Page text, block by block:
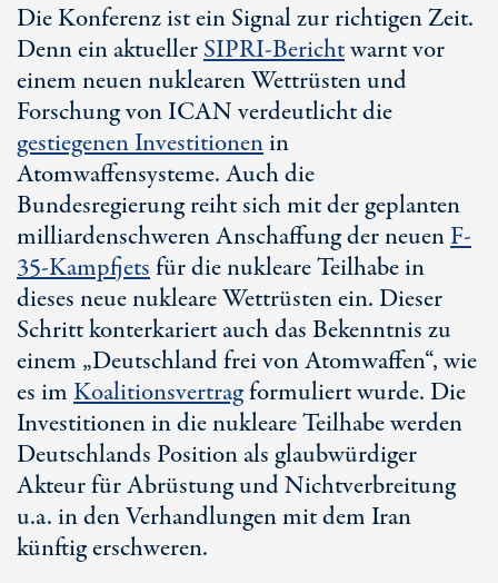
Die Konferenz ist ein Signal zur richtigen Zeit.
Denn ein aktuellerSIPRI-Berichtwarnt vor
einem neuen nuklearen Wettrüsten und
Forschung von ICAN verdeutlicht die
gestiegenen Investitionenin
Atomwaffensysteme. Auch die
Bundesregierung reiht sich mit der geplanten
milliardenschweren Anschaffung der neuenF-
35-Kampfjetsfür die nukleare Teilhabe in
dieses neue nukleare Wettrüsten ein. Dieser
Schritt konterkariert auch das Bekenntnis zu
einem „Deutschland frei von Atomwaffen“, wie
es imKoalitionsvertragformuliert wurde. Die
Investitionen in die nukleare Teilhabe werden
Deutschlands Position als glaubwürdiger
Akteur für Abrüstung und Nichtverbreitung
u.a. in den Verhandlungen mit dem Iran
künftig erschweren.